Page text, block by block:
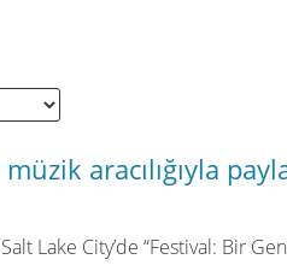
aracılığıyla
Salt Lake City’de “Festival: Bir